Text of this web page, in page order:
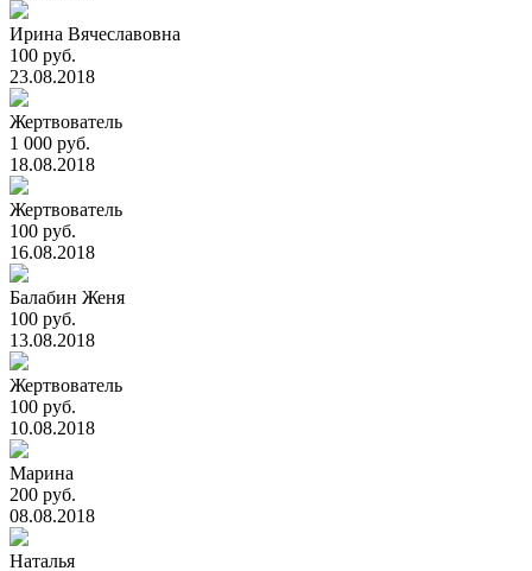
Ирина Вячеславовна
100 руб.
23.08.2018
Жертвователь
1 000 руб.
18.08.2018
Жертвователь
100 руб.
16.08.2018
Балабин Женя
100 руб.
13.08.2018
Жертвователь
100 руб.
10.08.2018
Марина
200 руб.
08.08.2018
Наталья